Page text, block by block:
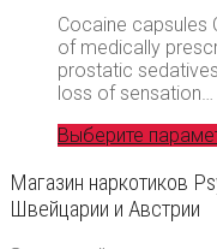
Cocaine capsules
of medically
prostatic
loss of sensation…
Выберите
Магазин наркотиков
Швейцарии и Австрии